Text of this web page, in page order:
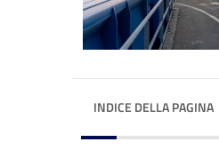
INDICE DELLA PAGINA